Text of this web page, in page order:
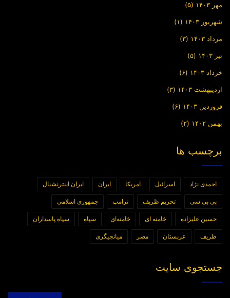
مهر ۱۴۰۳ (۵)
شهریور ۱۴۰۳ (۱)
مرداد ۱۴۰۳ (۳)
تیر ۱۴۰۳ (۵)
خرداد ۱۴۰۳ (۶)
اردیبهشت ۱۴۰۳ (۳)
فروردین ۱۴۰۳ (۶)
بهمن ۱۴۰۲ (۲)
برچسب ها
احمدی نژاد اسرائیل امریکا ایران ایران اینترنشنال
بی بی سی تحریم ظریف ترامپ جمهوری اسلامی
حسین علیزاده خامنه ای خامنه‌ای سپاه سپاه پاسداران
ظریف عربستان مصر میانجیگری
جستجوی سایت